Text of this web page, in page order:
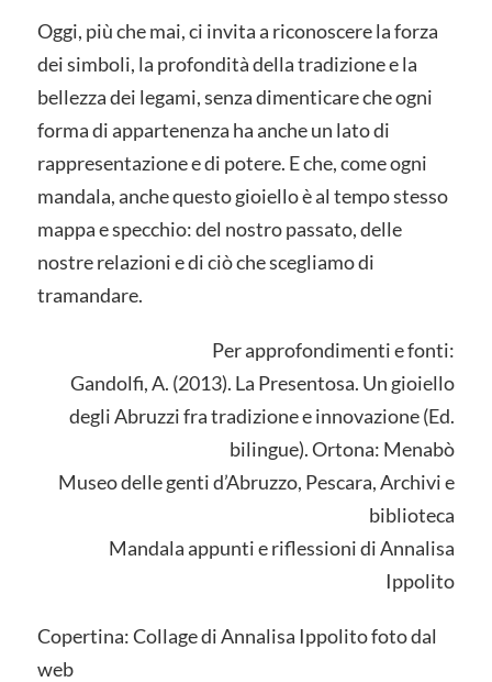
Oggi, più che mai, ci invita a riconoscere la forza
dei simboli, la profondità della tradizione e la
bellezza dei legami, senza dimenticare che ogni
forma di appartenenza ha anche un lato di
rappresentazione e di potere. E che, come ogni
mandala, anche questo gioiello è al tempo stesso
mappa e specchio: del nostro passato, delle
nostre relazioni e di ciò che scegliamo di
tramandare.
Per approfondimenti e fonti:
Gandolfi, A. (2013). La Presentosa. Un gioiello
degli Abruzzi fra tradizione e innovazione (Ed.
bilingue). Ortona: Menabò
Museo delle genti d’Abruzzo, Pescara, Archivi e
biblioteca
Mandala appunti e riflessioni di Annalisa
Ippolito
Copertina: Collage di Annalisa Ippolito foto dal
web